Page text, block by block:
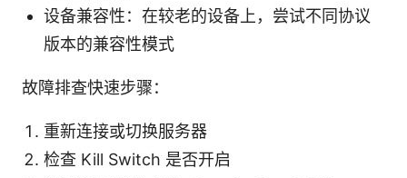
设备兼容性：在较老的设备上，尝试不同协议
版本的兼容性模式
故障排查快速步骤：
重新连接或切换服务器
检查 Kill Switch 是否开启